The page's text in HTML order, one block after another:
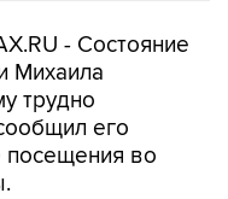
- Состояние
Михаила
трудно
его
посещения во